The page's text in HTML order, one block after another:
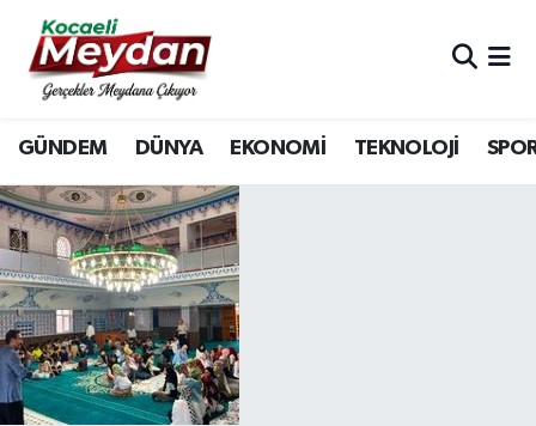
GÜNDEM DÜNYA EKONOMİ TEKNOLOJİ
Nöbetçi Eczaneler
Hava Durumu
Trafik Durumu
Süper Lig Puan Durumu ve Fikstür
Tüm Manşetler
Son Dakika Haberleri